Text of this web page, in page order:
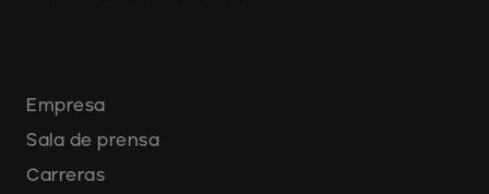
Empresa
Sala de prensa
Carreras